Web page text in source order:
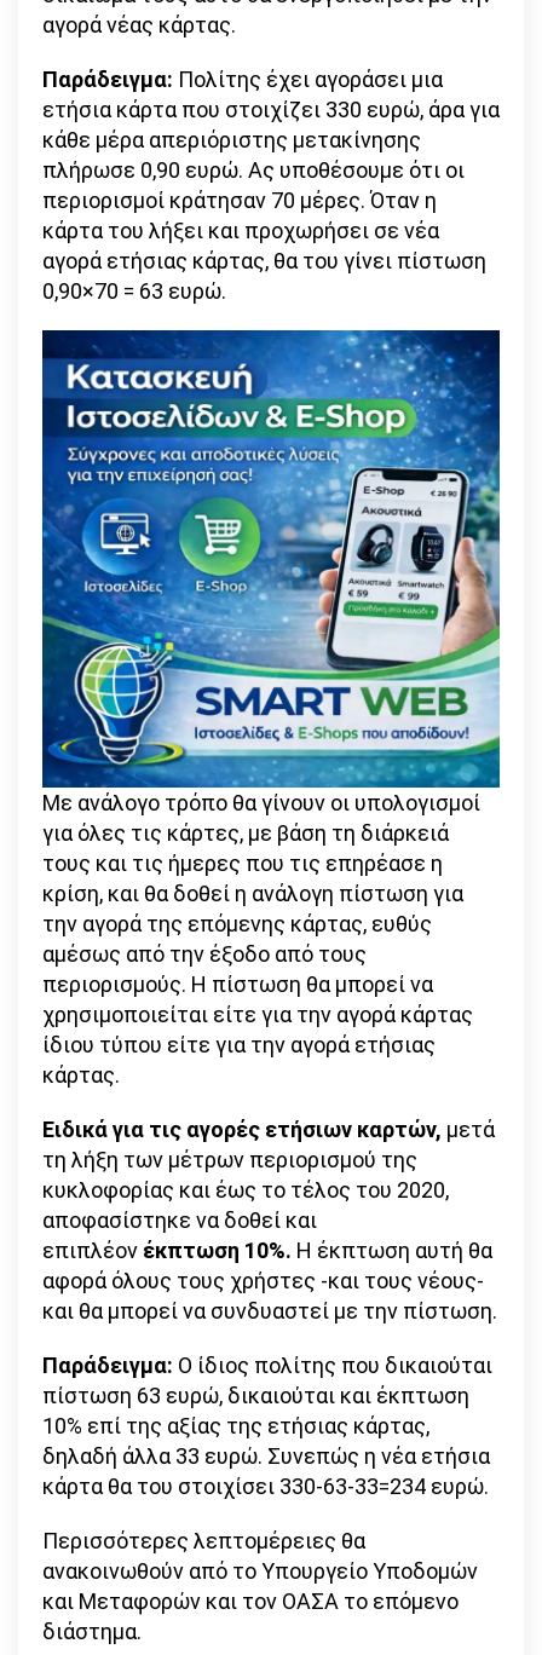
αγορά νέας κάρτας.
Παράδειγμα: Πολίτης έχει αγοράσει μια
ετήσια κάρτα που στοιχίζει 330 ευρώ, άρα για
κάθε μέρα απεριόριστης μετακίνησης
πλήρωσε 0,90 ευρώ. Ας υποθέσουμε ότι οι
περιορισμοί κράτησαν 70 μέρες. Όταν η
κάρτα του λήξει και προχωρήσει σε νέα
αγορά ετήσιας κάρτας, θα του γίνει πίστωση
0,90×70 = 63 ευρώ.
Με ανάλογο τρόπο θα γίνουν οι υπολογισμοί
για όλες τις κάρτες, με βάση τη διάρκειά
τους και τις ήμερες που τις επηρέασε η
κρίση, και θα δοθεί η ανάλογη πίστωση για
την αγορά της επόμενης κάρτας, ευθύς
αμέσως από την έξοδο από τους
περιορισμούς. Η πίστωση θα μπορεί να
χρησιμοποιείται είτε για την αγορά κάρτας
ίδιου τύπου είτε για την αγορά ετήσιας
κάρτας.
Ειδικά για τις αγορές ετήσιων καρτών, μετά
τη λήξη των μέτρων περιορισμού της
κυκλοφορίας και έως το τέλος του 2020,
αποφασίστηκε να δοθεί και
επιπλέον έκπτωση 10%. Η έκπτωση αυτή θα
αφορά όλους τους χρήστες -και τους νέους-
και θα μπορεί να συνδυαστεί με την πίστωση.
Παράδειγμα: Ο ίδιος πολίτης που δικαιούται
πίστωση 63 ευρώ, δικαιούται και έκπτωση
10% επί της αξίας της ετήσιας κάρτας,
δηλαδή άλλα 33 ευρώ. Συνεπώς η νέα ετήσια
κάρτα θα του στοιχίσει 330-63-33=234 ευρώ.
Περισσότερες λεπτομέρειες θα
ανακοινωθούν από το Υπουργείο Υποδομών
και Μεταφορών και τον ΟΑΣΑ το επόμενο
διάστημα.